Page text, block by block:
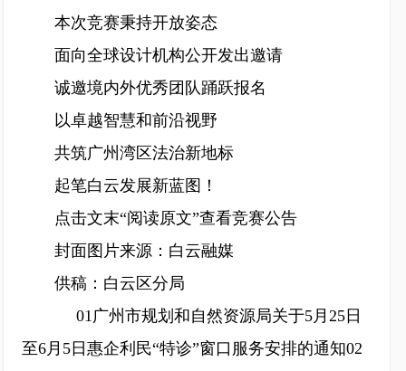
本次竞赛秉持开放姿态
面向全球设计机构公开发出邀请
诚邀境内外优秀团队踊跃报名
以卓越智慧和前沿视野
共筑广州湾区法治新地标
起笔白云发展新蓝图！
点击文末“阅读原文”查看竞赛公告
封面图片来源：白云融媒
供稿：白云区分局
01广州市规划和自然资源局关于5月25日
至6月5日惠企利民“特诊”窗口服务安排的通知02